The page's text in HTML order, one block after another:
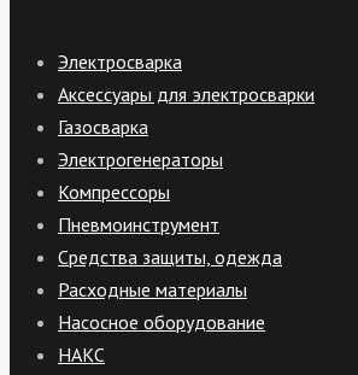
Электросварка
Аксессуары для электросварки
Газосварка
Электрогенераторы
Компрессоры
Пневмоинструмент
Средства защиты, одежда
Расходные материалы
Насосное оборудование
НАКС